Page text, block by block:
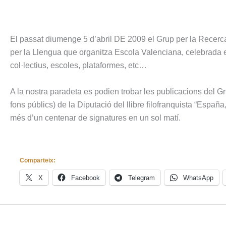
El passat diumenge 5 d’abril DE 2009 el Grup per la
per la Llengua que organitza Escola Valenciana,
col·lectius, escoles, plataformes, etc…
A la nostra paradeta es podien trobar les publicacions del
fons públics) de la Diputació del llibre filofranquista
més d’un centenar de signatures en un sol matí.
Comparteix:
X Facebook Telegram WhatsApp